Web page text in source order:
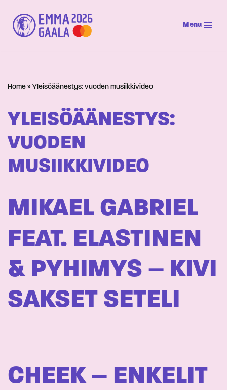
Siirry
suoraan
Menu
Home » Yleisöäänestys: vuoden musiikkivideo
YLEISÖÄÄNESTYS:
VUODEN
MUSIIKKIVIDEO
MIKAEL GABRIEL
FEAT. ELASTINEN
& PYHIMYS – KIVI
SAKSET SETELI
CHEEK – ENKELIT